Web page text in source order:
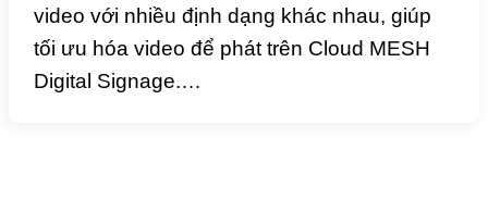
video với nhiều định dạng khác nhau, giúp
tối ưu hóa video để phát trên Cloud MESH
Digital Signage.…